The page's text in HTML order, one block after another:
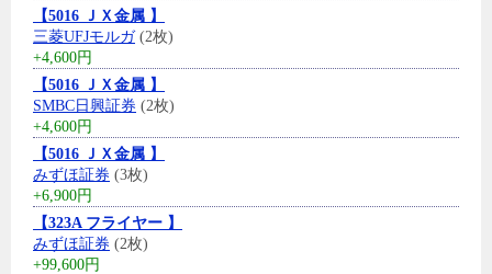
【5016 ＪＸ金属 】
三菱UFJモルガ(2枚)
+4,600円
【5016 ＪＸ金属 】
SMBC日興証券 (2枚)
+4,600円
【5016 ＪＸ金属 】
みずほ証券 (3枚)
+6,900円
【323A フライヤー 】
みずほ証券 (2枚)
+99,600円